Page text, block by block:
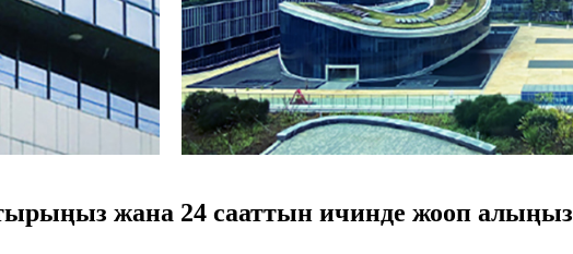
жана 24 сааттын ичинде жооп алыңыз